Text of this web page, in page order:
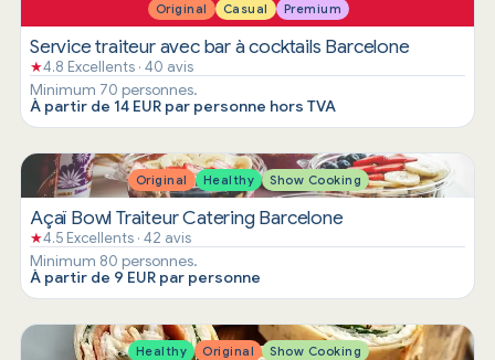
Original Casual Premium
Service traiteur avec bar à cocktails Barcelone
★4.8 Excellents · 40 avis
Minimum 70 personnes.
À partir de 14 EUR par personne hors TVA
Original Healthy Show Cooking
Açaï Bowl Traiteur Catering Barcelone
★4.5 Excellents · 42 avis
Minimum 80 personnes.
À partir de 9 EUR par personne
Healthy Original Show Cooking